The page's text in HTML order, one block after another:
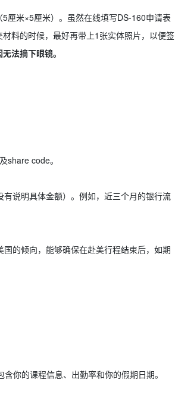
厘米×5厘米）。虽然在线填写DS-160申请表
料的时候，最好再带上1张实体照片，以便签
法摘下眼镜。
share code。
说明具体金额）。例如，近三个月的银行流
的倾向，能够确保在赴美行程结束后，如期
你的课程信息、出勤率和你的假期日期。